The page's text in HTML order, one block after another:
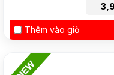
Thêm vào giỏ
NEW